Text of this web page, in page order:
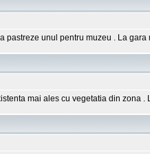
unul pentru muzeu . La gara
mai ales cu vegetatia din zona .